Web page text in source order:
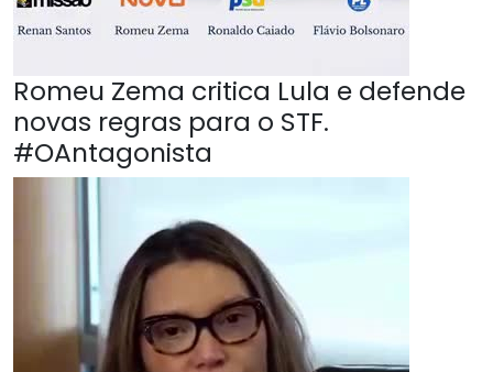
Romeu Zema critica Lula e defende
novas regras para o STF.
#OAntagonista